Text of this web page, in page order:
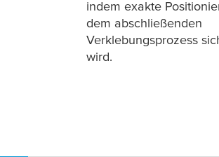
indem exakte
dem abschließenden
Verklebungsprozess
wird.